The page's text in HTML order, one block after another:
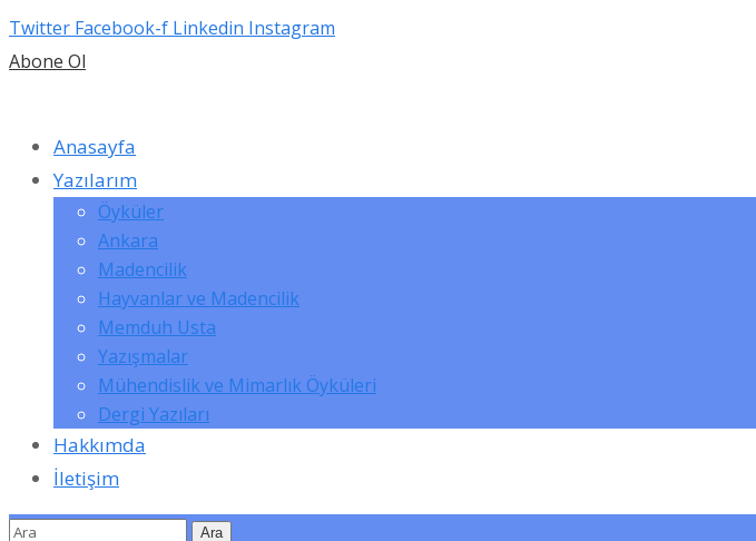
Twitter Facebook-f Linkedin Instagram
Abone Ol
Anasayfa
Yazılarım
Öyküler
Ankara
Madencilik
Hayvanlar ve Madencilik
Memduh Usta
Yazışmalar
Mühendislik ve Mimarlık Öyküleri
Dergi Yazıları
Hakkımda
İletişim